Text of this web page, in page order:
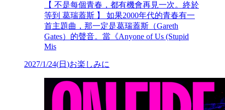
【 不是每個青春，都有機會再見一次。終於
等到 葛瑞蓋斯 】 如果2000年代的青春有一
首主題曲，那一定是葛瑞蓋斯（Gareth
Gates）的聲音。當《Anyone of Us (Stupid
Mis
2027/1/24(日 )お楽しみに